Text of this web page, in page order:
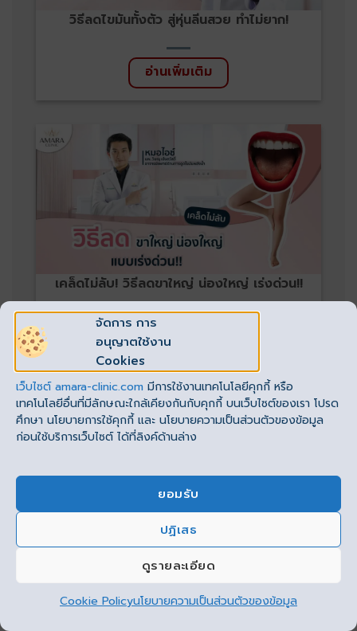
จัดการ การ
อนุญาตใช้งาน
Cookies
เว็บไซต์amara-clinic.com มีการใช้งานเทคโนโลยีคุกกี้ หรือ
เทคโนโลยีอื่นที่มีลักษณะใกล้เคียงกันกับคุกกี้ บนเว็บไซต์ของเรา โปรด
ศึกษา นโยบายการใช้คุกกี้ และ นโยบายความเป็นส่วนตัวของข้อมูล
ก่อนใช้บริการเว็บไซต์ ได้ที่ลิงค์ด้านล่าง
ยอมรับ
ปฏิเสธ
ดูรายละเอียด
Cookie Policyนโยบายความเป็นส่วนตัวของข้อมูล
วิธีลดไขมันทั้งตัว สู่หุ่นลีนสวย ทำไม่ยาก!
อ่านเพิ่มเติม
เคล็ดไม่ลับ! วิธีลดขาใหญ่ น่องใหญ่ เร่งด่วน!!
อ่านเพิ่มเติม
เป็นอย่างไรกันบ้างครับ สำหรับเรื่องราวของ
ปัญหาตัวเล็กแต่ขาใหญ่ อ้วนลงขา ต้นขาใหญ่ ขา
เบียด หรือเอวเล็กแต่ขาใหญ่ หมอหวังว่าจะมีประโยชน์
ไม่น้อยนะครับ สำหรับใครที่ยังตัดสินใจไม่ได้ว่า การดูด
ไขมันต้นขาจะเหมาะกับเราหรือเปล่า หรือปัญหาต้นขา
ใหญ่แบบเราจะต้องใช้วิธีไหนบ้าง สามารถพูดคุย
This site uses cookies to offer you a better browsing
experience. By browsing this website, you agree to our
use of cookies.
ยอมรับ